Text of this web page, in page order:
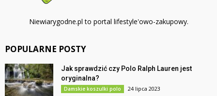
Niewiarygodne.pl to portal lifestyle'owo-zakupowy.
POPULARNE POSTY
Jak sprawdzić czy Polo Ralph Lauren jest
oryginalna?
Damskie koszulki polo 24 lipca 2023